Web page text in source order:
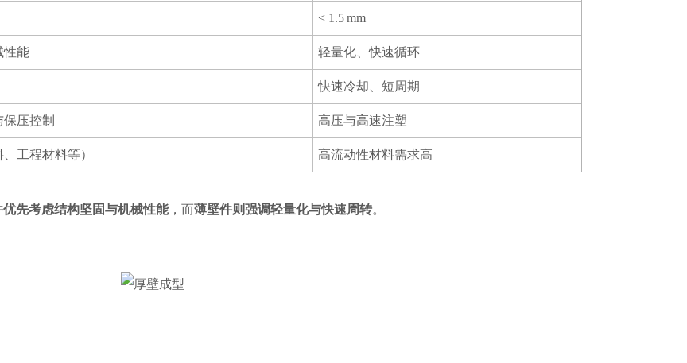
< 1.5 mm
性能 轻量化、快速循环
快速冷却、短周期
压控制 高压与高速注塑
工程材料等） 高流动性材料需求高
优先考虑结构坚固与机械性能，而薄壁件则强调轻量化与快速周转。